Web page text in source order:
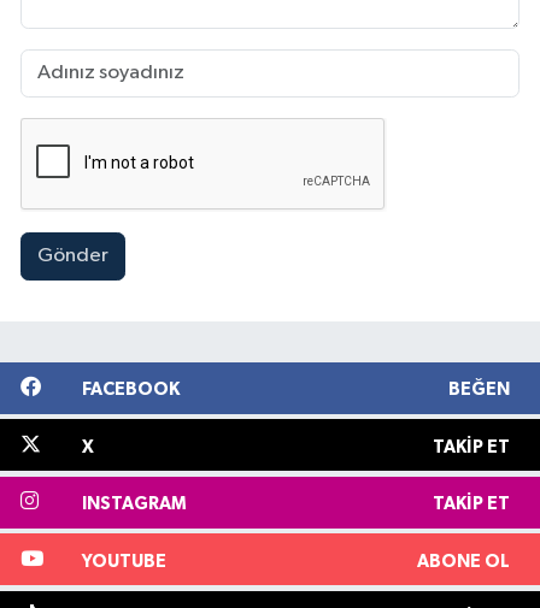
Gönder
FACEBOOK BEĞEN
X TAKIP ET
INSTAGRAM TAKIP ET
YOUTUBE ABONE OL